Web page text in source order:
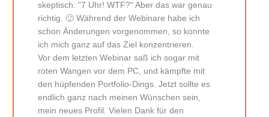
skeptisch: "7 Uhr! WTF?" Aber das war genau
richtig. 🙂 Während der Webinare habe ich
schon Änderungen vorgenommen, so konnte
ich mich ganz auf das Ziel konzentrieren.
Vor dem letzten Webinar saß ich sogar mit
roten Wangen vor dem PC, und kämpfte mit
den hüpfenden Portfolio-Dings. Jetzt sollte es
endlich ganz nach meinen Wünschen sein,
mein neues Profil. Vielen Dank für den